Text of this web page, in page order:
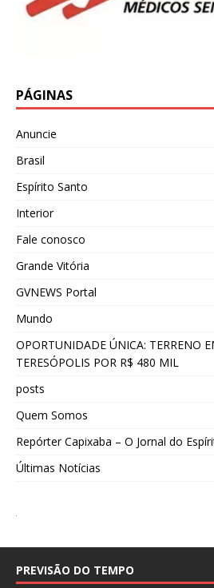
PÁGINAS
Anuncie
Brasil
Espírito Santo
Interior
Fale conosco
Grande Vitória
GVNEWS Portal
Mundo
OPORTUNIDADE ÚNICA: TERRENO
TERESÓPOLIS POR R$ 480 MIL
posts
Quem Somos
Repórter Capixaba – O Jornal do
Últimas Notícias
PREVISÃO DO TEMPO